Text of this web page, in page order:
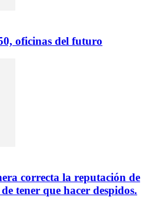
oficinas del futuro
correcta la reputación de
tener que hacer despidos.